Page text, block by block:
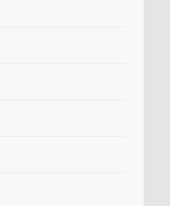
por e pa...
se confundiam numa